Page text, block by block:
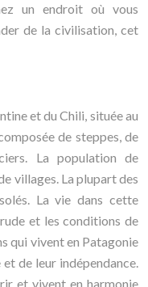
un endroit où vous
de la civilisation, cet
et du Chili, située au
de steppes, de
La population de
villages. La plupart des
La vie dans cette
et les conditions de
qui vivent en Patagonie
de leur indépendance.
et vivent en harmonie